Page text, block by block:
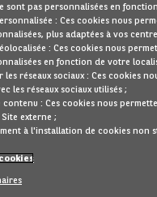
Notre stock évolue en
correspondant à vos
classe-e
sont pas personnalisées en
: Ces cookies nous
plus adaptées à vos
: Ces cookies nous
en fonction de votre
les réseaux sociaux : Ces cookies
les réseaux sociaux utilisés ;
: Ces cookies nous
externe ;
à l'installation de cookies non